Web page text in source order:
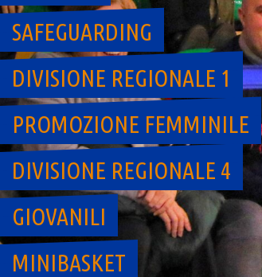
SAFEGUARDING
DIVISIONE REGIONALE 1
PROMOZIONE FEMMINILE
DIVISIONE REGIONALE 4
GIOVANILI
MINIBASKET